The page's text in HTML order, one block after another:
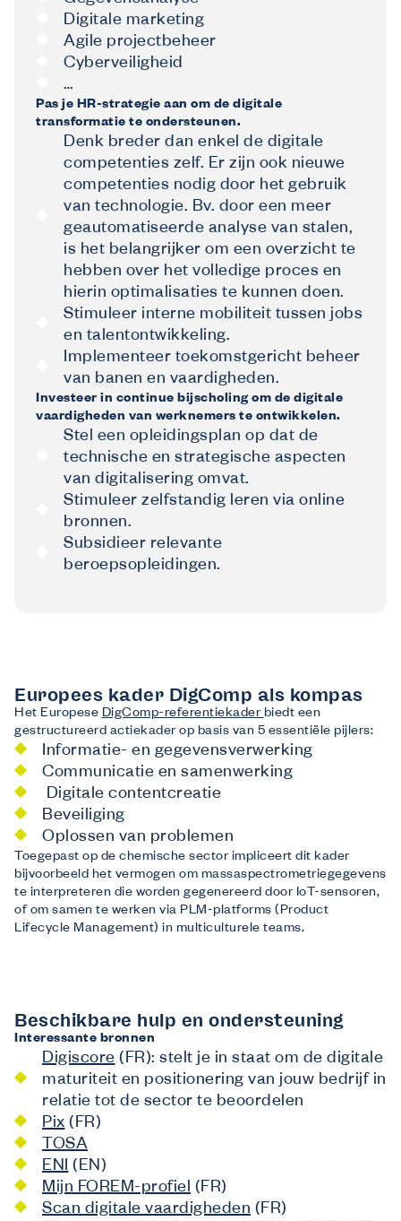
Digitale marketing
Agile projectbeheer
Cyberveiligheid
…
Pas je HR-strategie aan om de digitale
transformatie te ondersteunen.
Denk breder dan enkel de digitale
competenties zelf. Er zijn ook nieuwe
competenties nodig door het gebruik
van technologie. Bv. door een meer
geautomatiseerde analyse van stalen,
is het belangrijker om een overzicht te
hebben over het volledige proces en
hierin optimalisaties te kunnen doen.
Stimuleer interne mobiliteit tussen jobs
en talentontwikkeling.
Implementeer toekomstgericht beheer
van banen en vaardigheden.
Investeer in continue bijscholing om de digitale
vaardigheden van werknemers te ontwikkelen.
Stel een opleidingsplan op dat de
technische en strategische aspecten
van digitalisering omvat.
Stimuleer zelfstandig leren via online
bronnen.
Subsidieer relevante
beroepsopleidingen.
Europees kader DigComp als kompas
Het EuropeseDigComp-referentiekaderbiedt een
gestructureerd actiekader op basis van 5 essentiële pijlers:
Informatie- en gegevensverwerking
Communicatie en samenwerking
Digitale contentcreatie
Beveiliging
Oplossen van problemen
Toegepast op de chemische sector impliceert dit kader
bijvoorbeeld het vermogen om massaspectrometriegegevens
te interpreteren die worden gegenereerd door IoT-sensoren,
of om samen te werken via PLM-platforms (Product
Lifecycle Management) in multiculturele teams.
Beschikbare hulp en ondersteuning
Interessante bronnen
Digiscore(FR): stelt je in staat om de digitale
maturiteit en positionering van jouw bedrijf in
relatie tot de sector te beoordelen
Pix(FR)
TOSA
ENI(EN)
Mijn FOREM-profiel (FR)
Scan digitale vaardigheden (FR)